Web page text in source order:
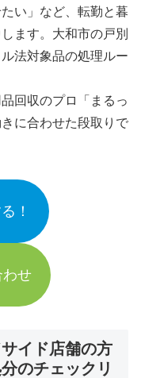
い」など、転勤と暮
ます。大和市の戸別
法対象品の処理ルー
回収のプロ「まるっ
に合わせた段取りで
！
わせ
イド店舗の方
のチェックリ